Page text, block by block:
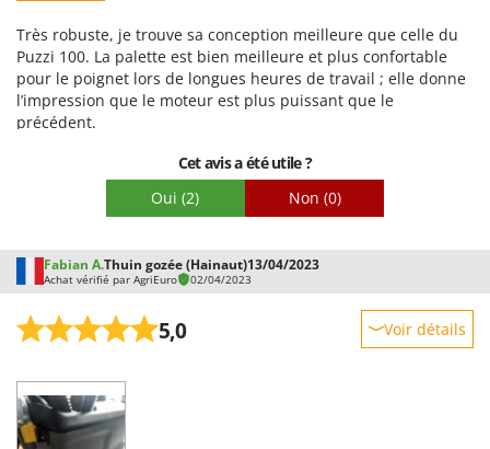
Très robuste, je trouve sa conception meilleure que celle du
Puzzi 100. La palette est bien meilleure et plus confortable
pour le poignet lors de longues heures de travail ; elle donne
l’impression que le moteur est plus puissant que le
précédent.
Cet avis a été utile ?
Oui (2) Non (0)
Fabian A.Thuin gozée (Hainaut)13/04/2023
Achat vérifié par AgriEuro 02/04/2023
5,0 Voir détails
Prestations
Facilité d'utilisation